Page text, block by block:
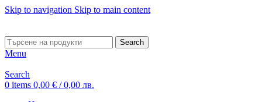
Skip to navigation Skip to main content
Search
Menu
Search
0 items 0,00 € / 0,00 лв.